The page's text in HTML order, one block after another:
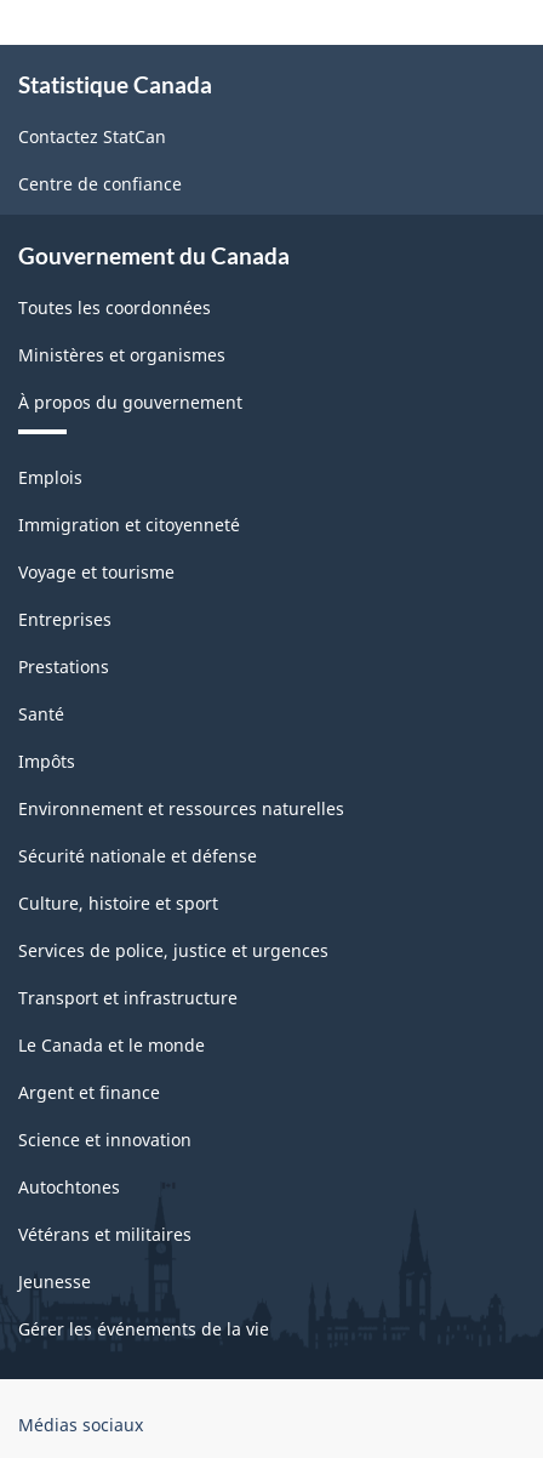
propos
ce
site
Statistique Canada
Contactez StatCan
Centre de confiance
Gouvernement du Canada
Toutes les coordonnées
Ministères et organismes
À propos du gouvernement
Thèmes
sujets
Emplois
Immigration et citoyenneté
Voyage et tourisme
Entreprises
Prestations
Santé
Impôts
Environnement et ressources naturelles
Sécurité nationale et défense
Culture, histoire et sport
Services de police, justice et urgences
Transport et infrastructure
Le Canada et le monde
Argent et finance
Science et innovation
Autochtones
Vétérans et militaires
Jeunesse
Gérer les événements de la vie
Organisation
Médias sociaux